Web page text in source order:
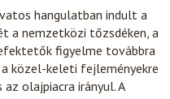
hangulatban indult a
a nemzetközi tőzsdéken, a
figyelme továbbra
a közel-keleti fejleményekre
az olajpiacra irányul. A